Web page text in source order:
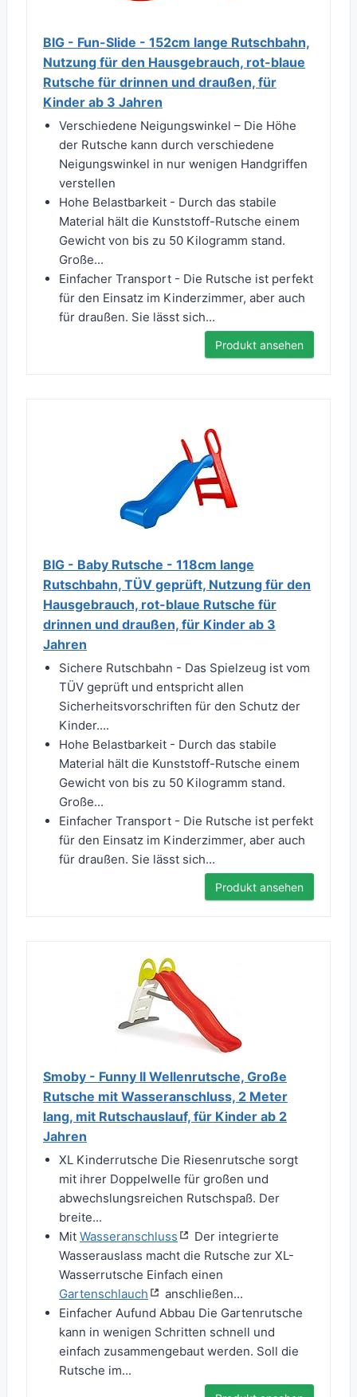
BIG - Fun-Slide - 152cm lange Rutschbahn,
Nutzung für den Hausgebrauch, rot-blaue
Rutsche für drinnen und draußen, für
Kinder ab 3 Jahren
Verschiedene Neigungswinkel – Die Höhe
der Rutsche kann durch verschiedene
Neigungswinkel in nur wenigen Handgriffen
verstellen
Hohe Belastbarkeit - Durch das stabile
Material hält die Kunststoff-Rutsche einem
Gewicht von bis zu 50 Kilogramm stand.
Große...
Einfacher Transport - Die Rutsche ist perfekt
für den Einsatz im Kinderzimmer, aber auch
für draußen. Sie lässt sich...
Produkt ansehen
BIG - Baby Rutsche - 118cm lange
Rutschbahn, TÜV geprüft, Nutzung für den
Hausgebrauch, rot-blaue Rutsche für
drinnen und draußen, für Kinder ab 3
Jahren
Sichere Rutschbahn - Das Spielzeug ist vom
TÜV geprüft und entspricht allen
Sicherheitsvorschriften für den Schutz der
Kinder....
Hohe Belastbarkeit - Durch das stabile
Material hält die Kunststoff-Rutsche einem
Gewicht von bis zu 50 Kilogramm stand.
Große...
Einfacher Transport - Die Rutsche ist perfekt
für den Einsatz im Kinderzimmer, aber auch
für draußen. Sie lässt sich...
Produkt ansehen
Smoby - Funny II Wellenrutsche, Große
Rutsche mit Wasseranschluss, 2 Meter
lang, mit Rutschauslauf, für Kinder ab 2
Jahren
XL Kinderrutsche Die Riesenrutsche sorgt
mit ihrer Doppelwelle für großen und
abwechslungsreichen Rutschspaß. Der
breite...
Mit Wasseranschluss
Der integrierte
Wasserauslass macht die Rutsche zur XL-
Wasserrutsche Einfach einen
Gartenschlauch
anschließen...
Einfacher Aufund Abbau Die Gartenrutsche
kann in wenigen Schritten schnell und
einfach zusammengebaut werden. Soll die
Rutsche im...